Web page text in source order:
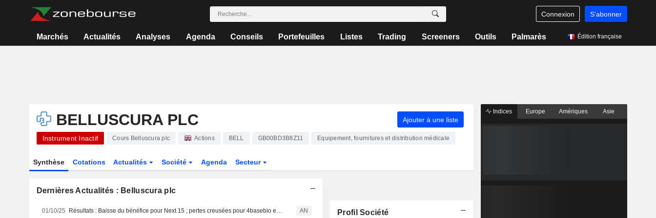
Connexion S'abonner
Marchés Actualités Analyses Agenda Conseils Portefeuilles Listes Trading Screeners Outils Palmarès Édition française
BELLUSCURA PLC Ajouter à une liste
Instrument Inactif Cours Belluscura plc Actions BELL GB00BD3B8Z11 Equipement, fournitures et distribution médicale
Synthèse Cotations Actualités Société Agenda Secteur
Dernières Actualités : Belluscura plc
01/10/25 Résultats : Baisse du bénéfice pour Next 15 ; pertes creusées pour 4basebio et Mollyroe AN Profil Société
Indices Europe Amériques Asie